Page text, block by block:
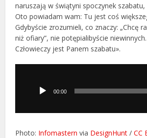
naruszają w świątyni spoczynek szabatu,
Oto powiadam wam: Tu jest coś
Gdybyście zrozumieli, co znaczy: „Chcę
niż ofiary”, nie potępialibyście
Człowieczy jest Panem szabatu».
dźwiękowych00:00
Photo: Infomastern via DesignHunt /CC